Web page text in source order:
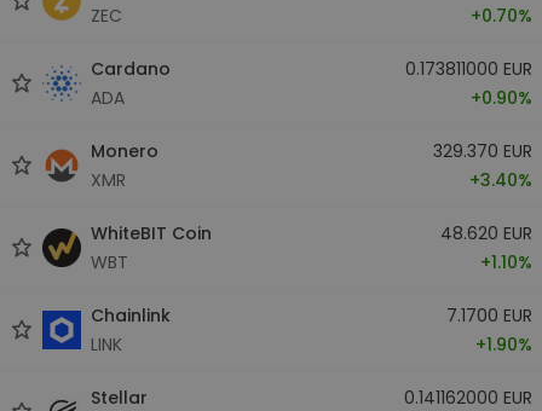
ZEC
+0.70%
Cardano
ADA
0.173811000 EUR
+0.90%
Monero
XMR
329.370 EUR
+3.40%
WhiteBIT Coin
WBT
48.620 EUR
+1.10%
Chainlink
LINK
7.1700 EUR
+1.90%
Stellar
0.141162000 EUR